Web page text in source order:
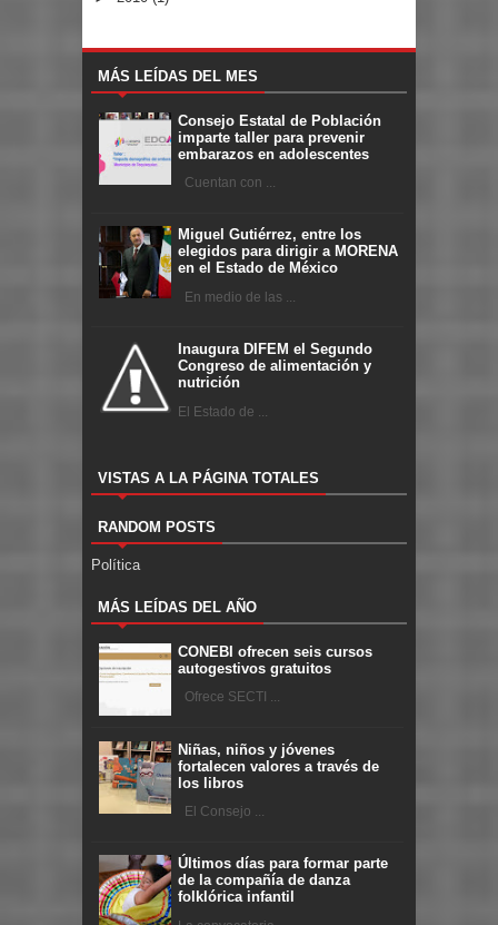
MÁS LEÍDAS DEL MES
Consejo Estatal de Población
imparte taller para prevenir
embarazos en adolescentes
Cuentan con ...
Miguel Gutiérrez, entre los
elegidos para dirigir a MORENA
en el Estado de México
En medio de las ...
Inaugura DIFEM el Segundo
Congreso de alimentación y
nutrición
El Estado de ...
VISTAS A LA PÁGINA TOTALES
RANDOM POSTS
Política
MÁS LEÍDAS DEL AÑO
CONEBI ofrecen seis cursos
autogestivos gratuitos
Ofrece SECTI ...
Niñas, niños y jóvenes
fortalecen valores a través de
los libros
El Consejo ...
Últimos días para formar parte
de la compañía de danza
folklórica infantil